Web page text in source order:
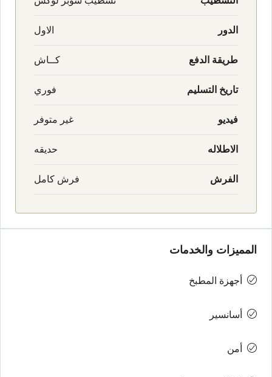
الدور الاول
طريقة الدفع كــاش
تاريخ التسليم فوري
فيديو غير متوفر
الاطلاله حديقه
الفرش فرش كامل
المميزات والخدمات
أجهزة المطبخ
أسانسير
أمن